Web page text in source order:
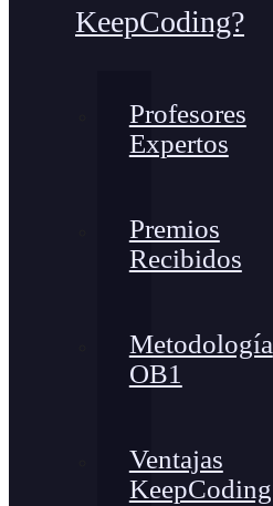
KeepCoding?
Profesores
Expertos
Premios
Recibidos
Metodología
OB1
Ventajas
KeepCoding